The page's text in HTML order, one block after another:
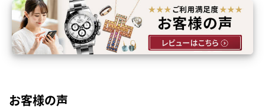
お客様の声